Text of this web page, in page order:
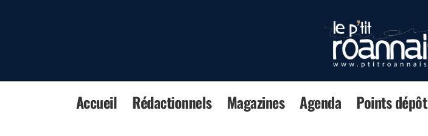
Accueil Rédactionnels Magazines Agenda Points dépôt